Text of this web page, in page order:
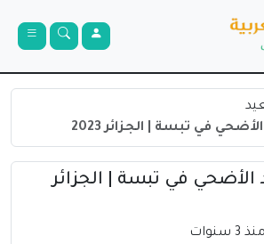
في تبسة | الجزائر 2023
في تبسة | الجزائر
3 سنوات